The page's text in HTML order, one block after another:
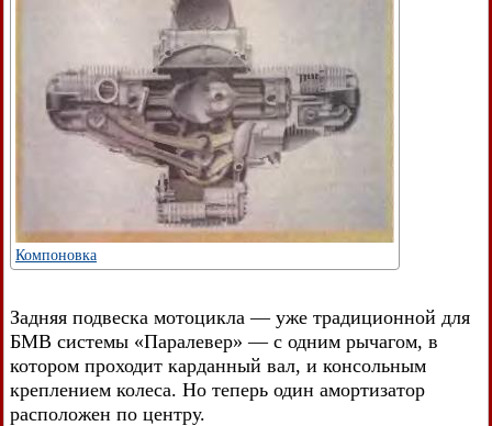
Компоновка
Задняя подвеска мотоцикла — уже традиционной для
БМВ системы «Паралевер» — с одним рычагом, в
котором проходит карданный вал, и консольным
креплением колеса. Но теперь один амортизатор
расположен по центру.